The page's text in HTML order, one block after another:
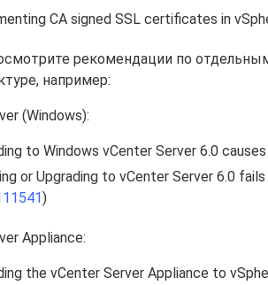
CA signed SSL certificates in
рекомендации по
например:
(Windows):
to Windows vCenter Server 6.0
or Upgrading to vCenter Server 6.0
)
Appliance:
the vCenter Server Appliance to